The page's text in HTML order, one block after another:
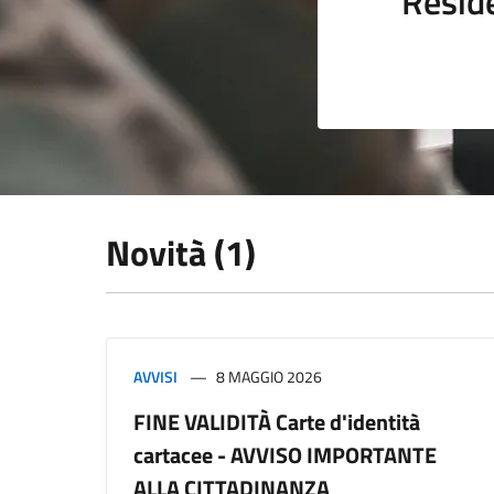
Novità (1)
AVVISI 8 MAGGIO 2026
FINE VALIDITÀ Carte d'identità
cartacee - AVVISO IMPORTANTE